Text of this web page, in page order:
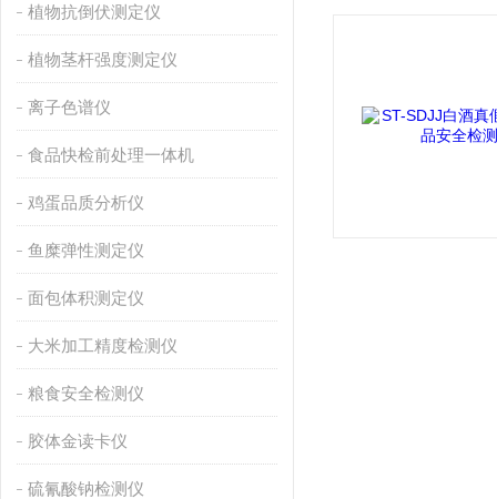
植物抗倒伏测定仪
植物茎杆强度测定仪
离子色谱仪
食品快检前处理一体机
鸡蛋品质分析仪
鱼糜弹性测定仪
面包体积测定仪
大米加工精度检测仪
粮食安全检测仪
胶体金读卡仪
硫氰酸钠检测仪